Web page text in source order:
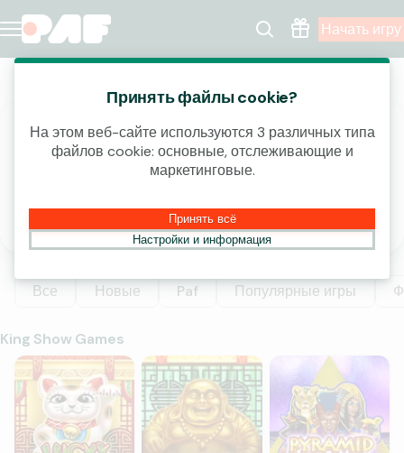
Начать игру
Казино
ВЫИГРАЙ ЧАСТЬ ОТ 4 000 000 €!
открыть
Все Новые Paf Популярные игры
King Show Games
Lucky Wealth Cat
Lucky Buddha Pyramid Jackpots
Принять файлы cookie?
На этом веб-сайте используются 3 различных типа
файлов cookie: основные, отслеживающие и
маркетинговые.
Принять всё
Настройки и информация